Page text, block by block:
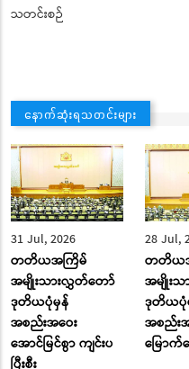
သတင်းစဉ်
နောက်ဆုံးရသတင်းများ
31 Jul, 2026
တတိယအကြိမ်
အမျိုးသားလွှတ်တော်
ဒုတိယပုံမှန်
အစည်းအဝေး
အောင်မြင်စွာ ကျင်းပ
ပြီးစီး
28 Jul,
တတိယ
အမျိုး
ဒုတိယပုံ
အစည်း
မြောက်